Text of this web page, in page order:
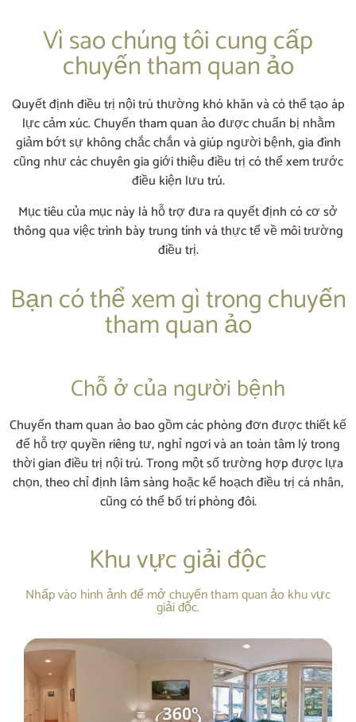
Vì sao chúng tôi cung cấp
chuyến tham quan ảo
Quyết định điều trị nội trú thường khó khăn và có thể tạo áp
lực cảm xúc. Chuyến tham quan ảo được chuẩn bị nhằm
giảm bớt sự không chắc chắn và giúp người bệnh, gia đình
cũng như các chuyên gia giới thiệu điều trị có thể xem trước
điều kiện lưu trú.
Mục tiêu của mục này là hỗ trợ đưa ra quyết định có cơ sở
thông qua việc trình bày trung tính và thực tế về môi trường
điều trị.
Bạn có thể xem gì trong chuyến
tham quan ảo
Chỗ ở của người bệnh
Chuyến tham quan ảo bao gồm các phòng đơn được thiết kế
để hỗ trợ quyền riêng tư, nghỉ ngơi và an toàn tâm lý trong
thời gian điều trị nội trú. Trong một số trường hợp được lựa
chọn, theo chỉ định lâm sàng hoặc kế hoạch điều trị cá nhân,
cũng có thể bố trí phòng đôi.
Khu vực giải độc
Nhấp vào hình ảnh để mở chuyến tham quan ảo khu vực
giải độc.